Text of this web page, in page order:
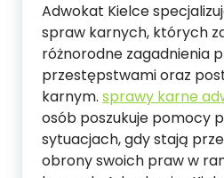
Adwokat Kielce
spraw karnych, których
różnorodne zagadnienia
przestępstwami oraz
karnym. sprawy karne
osób poszukuje pomocy
sytuacjach, gdy stają
obrony swoich praw w